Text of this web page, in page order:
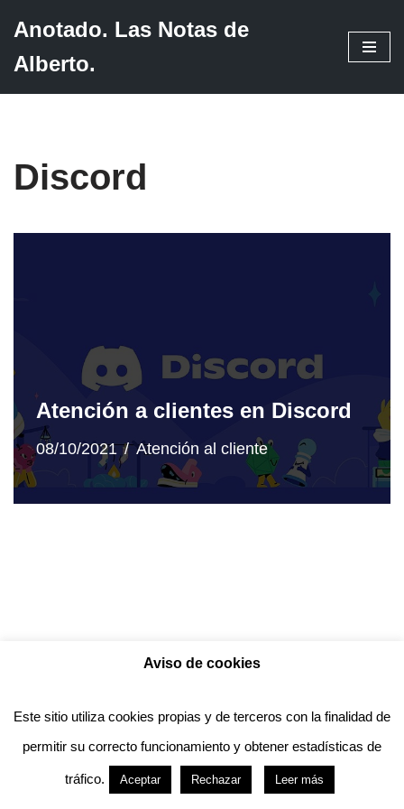
Saltar
Anotado. Las Notas de
Alberto.
Discord
Atención a clientes en Discord
08/10/2021 Atención al cliente
Política de Cookies
Anotado funciona gracias a
diseño del tema
Neve
Aviso de cookies
Este sitio utiliza cookies propias y de terceros con la finalidad de
permitir su correcto funcionamiento y obtener estadísticas de
tráfico. Aceptar Rechazar Leer más